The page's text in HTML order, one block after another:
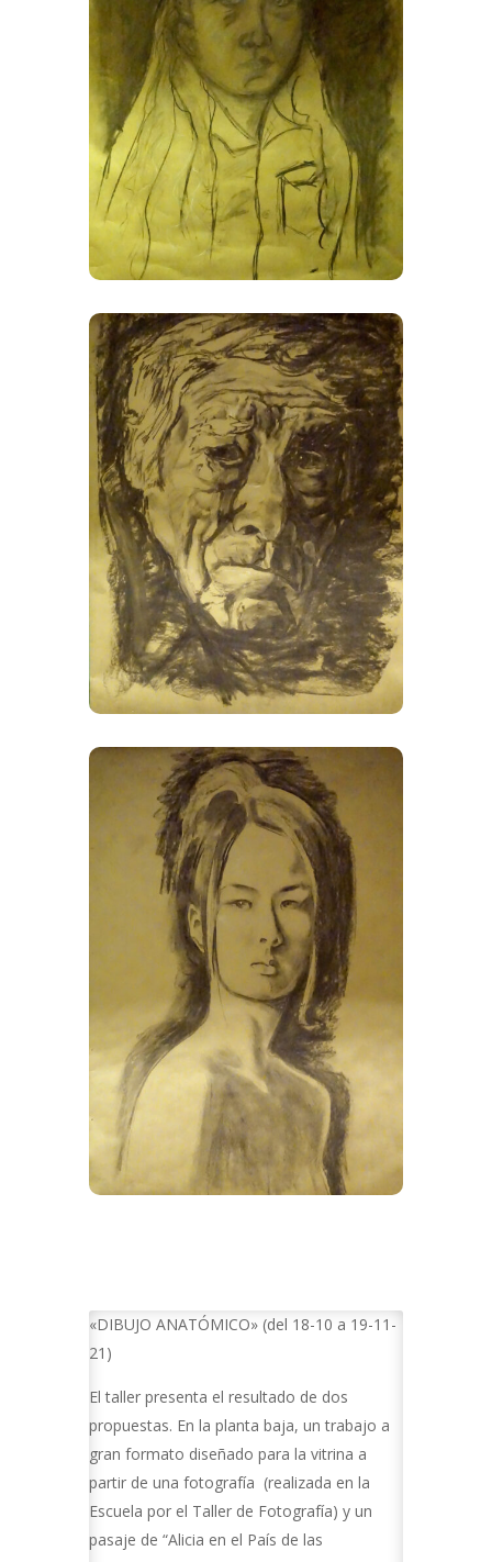
«DIBUJO ANATÓMICO» (del 18-10 a 19-11-
21)
El taller presenta el resultado de dos
propuestas. En la planta baja, un trabajo a
gran formato diseñado para la vitrina a
partir de una fotografía (realizada en la
Escuela por el Taller de Fotografía) y un
pasaje de “Alicia en el País de las